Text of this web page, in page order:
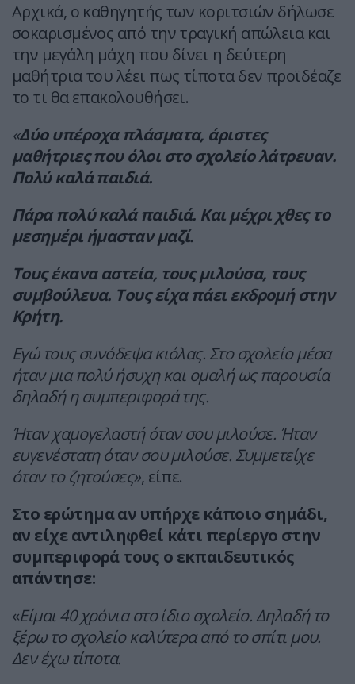
Αρχικά, ο καθηγητής των κοριτσιών δήλωσε
σοκαρισμένος από την τραγική απώλεια και
την μεγάλη μάχη που δίνει η δεύτερη
μαθήτρια του λέει πως τίποτα δεν προϊδέαζε
το τι θα επακολουθήσει.
«Δύο υπέροχα πλάσματα, άριστες
μαθήτριες που όλοι στο σχολείο λάτρευαν.
Πολύ καλά παιδιά.
Πάρα πολύ καλά παιδιά. Και μέχρι χθες το
μεσημέρι ήμασταν μαζί.
Τους έκανα αστεία, τους μιλούσα, τους
συμβούλευα. Τους είχα πάει εκδρομή στην
Κρήτη.
Εγώ τους συνόδεψα κιόλας. Στο σχολείο μέσα
ήταν μια πολύ ήσυχη και ομαλή ως παρουσία
δηλαδή η συμπεριφορά της.
Ήταν χαμογελαστή όταν σου μιλούσε. Ήταν
ευγενέστατη όταν σου μιλούσε. Συμμετείχε
όταν το ζητούσες», είπε.
Στο ερώτημα αν υπήρχε κάποιο σημάδι,
αν είχε αντιληφθεί κάτι περίεργο στην
συμπεριφορά τους ο εκπαιδευτικός
απάντησε:
«Είμαι 40 χρόνια στο ίδιο σχολείο. Δηλαδή το
ξέρω το σχολείο καλύτερα από το σπίτι μου.
Δεν έχω τίποτα.